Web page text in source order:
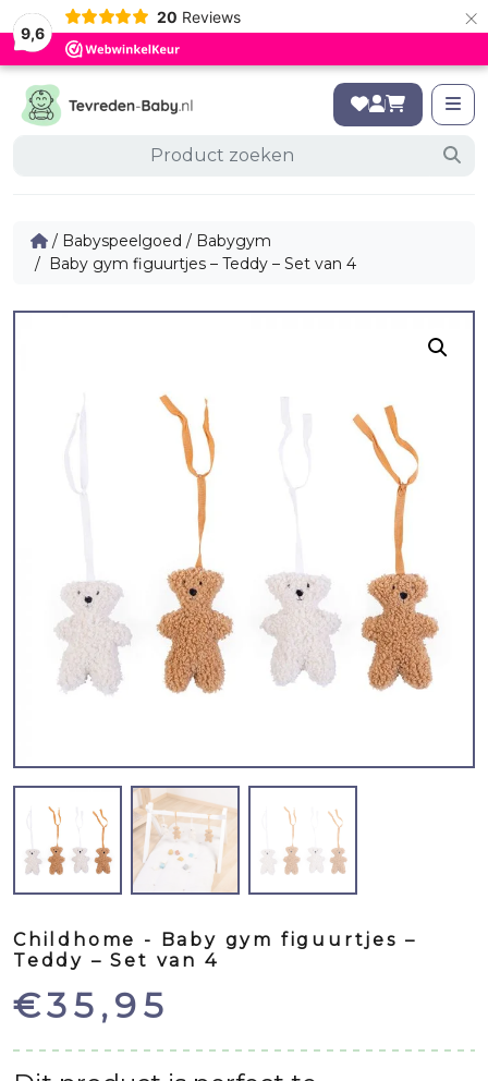
9,6
20 Reviews ×
/ Babyspeelgoed / Babygym
/ Baby gym figuurtjes – Teddy – Set van 4
Childhome - Baby gym figuurtjes –
Teddy – Set van 4
€35,95